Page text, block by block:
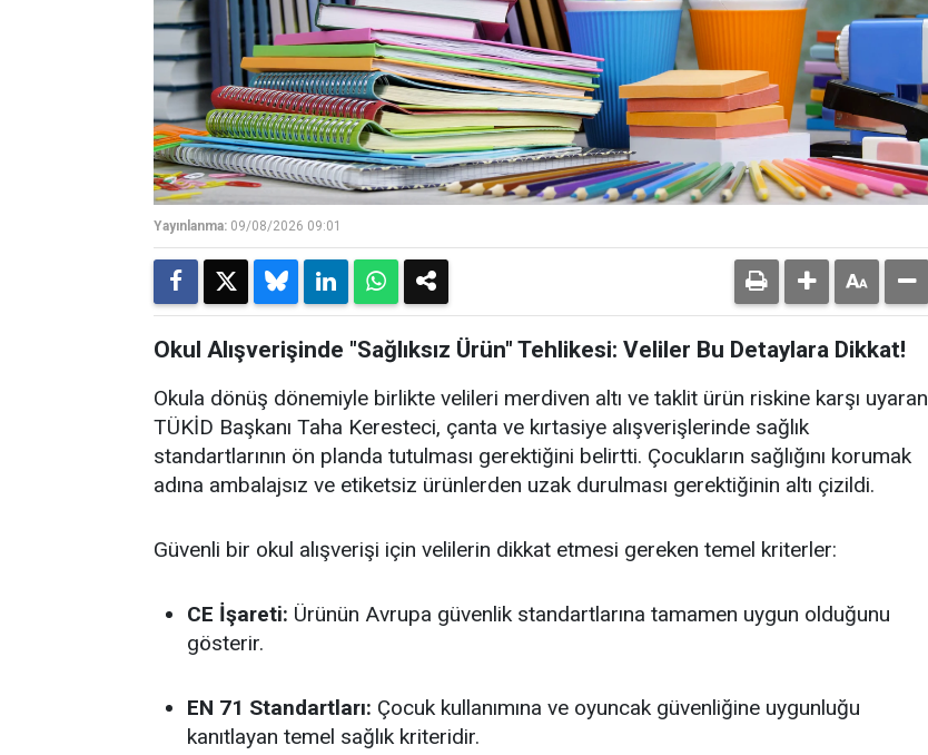
Yayınlanma: 09/08/2026 09:01
Okul Alışverişinde "Sağlıksız Ürün" Tehlikesi: Veliler Bu Detaylara Dikkat!
Okula dönüş dönemiyle birlikte velileri merdiven altı ve taklit ürün riskine karşı uyaran
TÜKİD Başkanı Taha Keresteci, çanta ve kırtasiye alışverişlerinde sağlık
standartlarının ön planda tutulması gerektiğini belirtti. Çocukların sağlığını korumak
adına ambalajsız ve etiketsiz ürünlerden uzak durulması gerektiğinin altı çizildi.
Güvenli bir okul alışverişi için velilerin dikkat etmesi gereken temel kriterler:
CE İşareti: Ürünün Avrupa güvenlik standartlarına tamamen uygun olduğunu
gösterir.
EN 71 Standartları: Çocuk kullanımına ve oyuncak güvenliğine uygunluğu
kanıtlayan temel sağlık kriteridir.